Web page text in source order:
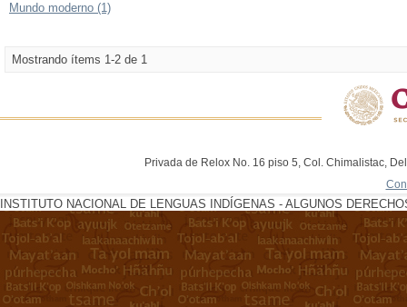
Mundo moderno (1)
Mostrando ítems 1-2 de 1
Privada de Relox No. 16 piso 5, Col. Chimalistac,
INSTITUTO NACIONAL DE LENGUAS INDÍGENAS - ALGUNOS